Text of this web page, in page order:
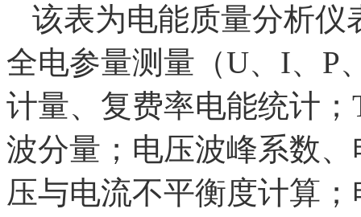
该表为电能质量分析仪
全电参量测量（U、I、P
计量、复费率电能统计
波分量；电压波峰系数
压与电流不平衡度计算